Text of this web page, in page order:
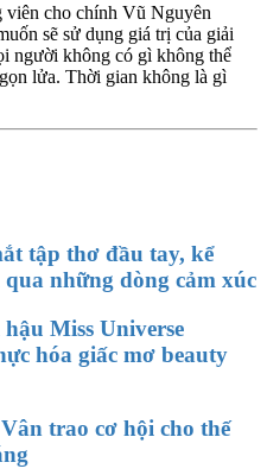
cho chính Vũ Nguyên
sẽ sử dụng giá trị của giải
người không có gì không thể
lửa. Thời gian không là gì
tập thơ đầu tay, kể
những dòng cảm xúc
Miss Universe
hóa giấc mơ beauty
trao cơ hội cho thế